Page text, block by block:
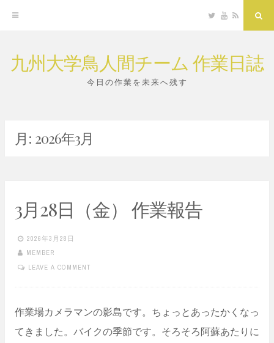
Skip
Twitter
YouTube
RSS
九州大学鳥人間チーム 作業日誌
今日の作業を未来へ残す
月: 2026年3月
3月28日（金） 作業報告
2026年3月28日
MEMBER
LEAVE A COMMENT
作業場カメラマンの影島です。ちょっとあったかくなっ
てきました。バイクの季節です。そろそろ阿蘇あたりに